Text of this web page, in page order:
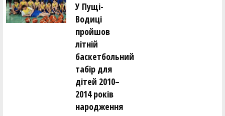
У Пущі-
Водиці
пройшов
літній
баскетбольний
табір для
дітей 2010–
2014 років
народження